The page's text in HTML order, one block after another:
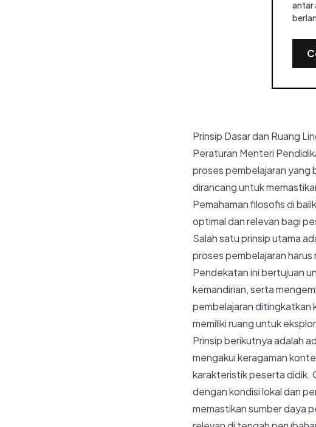
antar
Prinsip Dasar dan Ruang
Peraturan Menteri
proses pembelajaran yang
dirancang untuk
Pemahaman filosofis di
optimal dan relevan bagi
Salah satu prinsip utama
proses pembelajaran
Pendekatan ini bertujuan
kemandirian, serta
pembelajaran ditingkatkan
memiliki ruang untuk
Prinsip berikutnya adalah
mengakui keragaman
karakteristik peserta didik.
dengan kondisi lokal dan
memastikan sumber daya